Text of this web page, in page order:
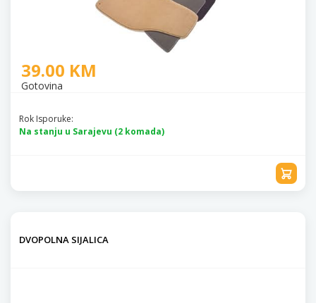
39.00 KM
Gotovina
Rok Isporuke:
Na stanju u Sarajevu (2 komada)
DVOPOLNA SIJALICA